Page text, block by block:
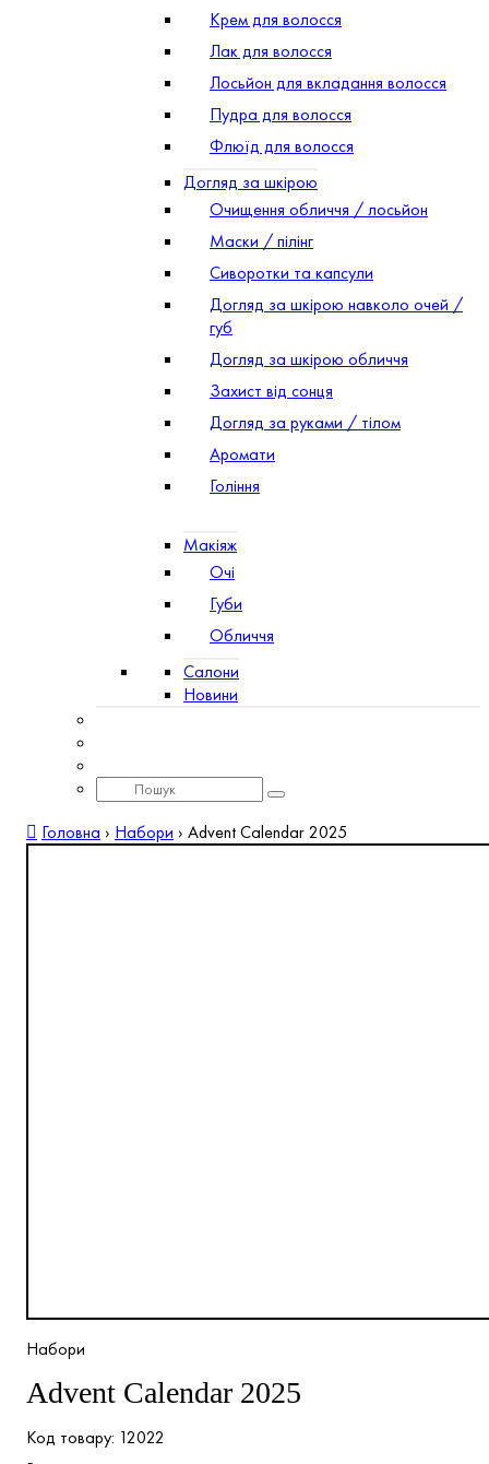
Крем для волосся
Лак для волосся
Лосьйон для вкладання волосся
Пудра для волосся
Флюїд для волосся
Догляд за шкірою
Очищення обличчя / лосьйон
Маски / пілінг
Сиворотки та капсули
Догляд за шкірою навколо очей /
губ
Догляд за шкірою обличчя
Захист від сонця
Догляд за руками / тілом
Аромати
Гоління
Макіяж
Очі
Губи
Обличчя
Салони
Новини
Головна › Набори › Advent Calendar 2025
Набори
Advent Calendar 2025
12022